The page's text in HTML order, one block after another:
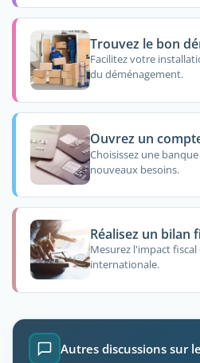
Trouvez le bon
Facilitez votre
du déménagement.
Ouvrez un
Choisissez une
nouveaux besoins.
Réalisez un bilan
Mesurez l'impact
internationale.
Autres discussions sur